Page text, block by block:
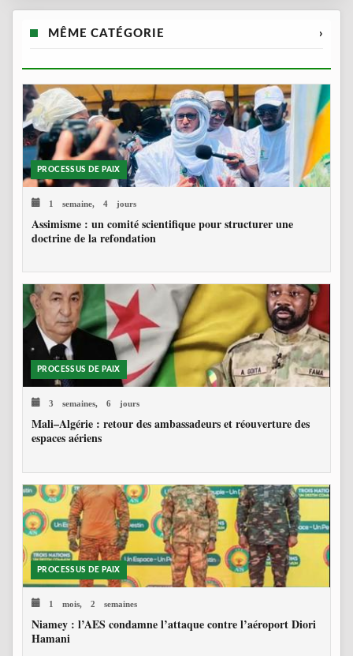
MÊME CATÉGORIE ›
PROCESSUS DE PAIX
1 semaine, 4 jours
Assimisme : un comité scientifique pour structurer une
doctrine de la refondation
PROCESSUS DE PAIX
3 semaines, 6 jours
Mali–Algérie : retour des ambassadeurs et réouverture des
espaces aériens
PROCESSUS DE PAIX
1 mois, 2 semaines
Niamey : l’AES condamne l’attaque contre l’aéroport Diori
Hamani